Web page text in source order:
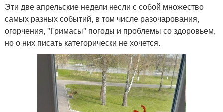
Эти две апрельские недели несли с собой множество
самых разных событий, в том числе разочарования,
огорчения, "Гримасы" погоды и проблемы со здоровьем,
но о них писать категорически не хочется.